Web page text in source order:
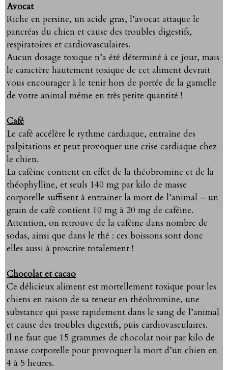
Avocat
Riche en persine, un acide gras, l’avocat attaque le
pancréas du chien et cause des troubles digestifs,
respiratoires et cardiovasculaires.
Aucun dosage toxique n’a été déterminé à ce jour, mais
le caractère hautement toxique de cet aliment devrait
vous encourager à le tenir hors de portée de la gamelle
de votre animal même en très petite quantité !
Café
Le café accélère le rythme cardiaque, entraîne des
palpitations et peut provoquer une crise cardiaque chez
le chien.
La caféine contient en effet de la théobromine et de la
théophylline, et seuls 140 mg par kilo de masse
corporelle suffisent à entrainer la mort de l’animal – un
grain de café contient 10 mg à 20 mg de caféine.
Attention, on retrouve de la caféine dans nombre de
sodas, ainsi que dans le thé : ces boissons sont donc
elles aussi à proscrire totalement !
Chocolat et cacao
Ce délicieux aliment est mortellement toxique pour les
chiens en raison de sa teneur en théobromine, une
substance qui passe rapidement dans le sang de l’animal
et cause des troubles digestifs, puis cardiovasculaires.
Il ne faut que 15 grammes de chocolat noir par kilo de
masse corporelle pour provoquer la mort d’un chien en
4 à 5 heures.